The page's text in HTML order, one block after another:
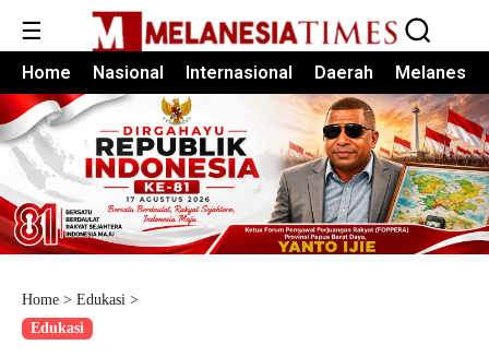
☰
Home Nasional Internasional Daerah Melanesia
Home > Edukasi >
Edukasi